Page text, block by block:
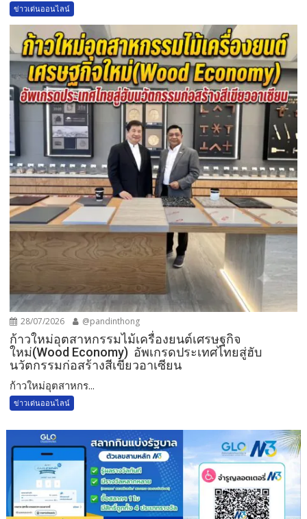
ข่าวเด่นออนไลน์
28/07/2026 @pandinthong
ก้าวใหม่อุตสาหกรรมไม้เครื่องยนต์เศรษฐกิจ
ใหม่(Wood Economy) อัพเกรดประเทศไทยสู่ฮับ
นวัตกรรมก่อสร้างสีเขียวอาเซียน
ก้าวใหม่อุตสาหกร...
ข่าวเด่นออนไลน์